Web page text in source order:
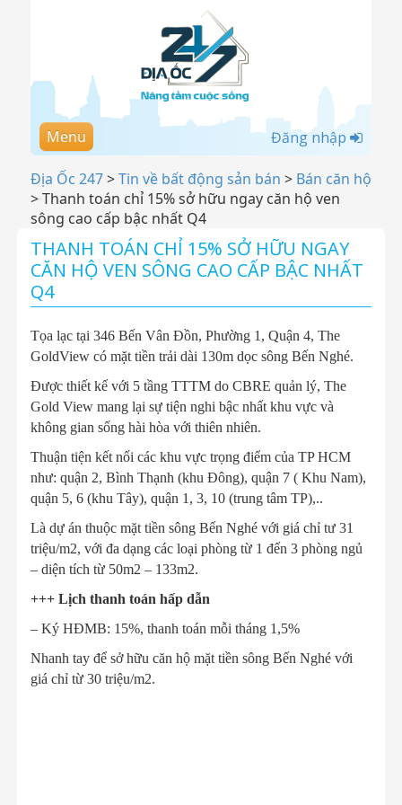
Menu Đăng nhập
Địa Ốc 247>Tin về bất động sản bán > Bán căn hộ
>Thanh toán chỉ 15% sở hữu ngay căn hộ ven
sông cao cấp bậc nhất Q4
THANH TOÁN CHỈ 15% SỞ HỮU NGAY
CĂN HỘ VEN SÔNG CAO CẤP BẬC NHẤT
Q4
Tọa lạc tại 346 Bến Vân Đồn, Phường 1, Quận 4, The
GoldView có mặt tiền trải dài 130m dọc sông Bến Nghé.
Được thiết kế với 5 tầng TTTM do CBRE quản lý, The
Gold View mang lại sự tiện nghi bậc nhất khu vực và
không gian sống hài hòa với thiên nhiên.
Thuận tiện kết nối các khu vực trọng điểm của TP HCM
như: quận 2, Bình Thạnh (khu Đông), quận 7 ( Khu Nam),
quận 5, 6 (khu Tây), quận 1, 3, 10 (trung tâm TP),..
Là dự án thuộc mặt tiền sông Bến Nghé với giá chỉ tư 31
triệu/m2, với đa dạng các loại phòng từ 1 đến 3 phòng ngủ
– diện tích từ 50m2 – 133m2.
+++ Lịch thanh toán hấp dẫn
– Ký HĐMB: 15%, thanh toán mỗi tháng 1,5%
Nhanh tay để sở hữu căn hộ mặt tiền sông Bến Nghé với
giá chỉ từ 30 triệu/m2.